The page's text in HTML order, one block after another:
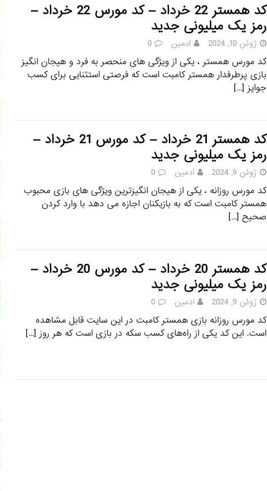
کد همستر 22 خرداد – کد مورس 22 خرداد –
رمز یک میلیونی جدید
ژوئن 10, 2024 ادمین 0
کد مورس همستر ، یکی از ویژگی های منحصر به فرد و هیجان انگیز
بازی پرطرفدار همستر کامبت است که فرصتی استثنایی برای کسب
جوایز […]
کد همستر 21 خرداد – کد مورس 21 خرداد –
رمز یک میلیونی جدید
ژوئن 9, 2024 ادمین 0
کد مورس روزانه ، یکی از هیجان انگیزترین ویژگی های بازی محبوب
همستر کامبت است که به بازیکنان اجازه می دهد با وارد کردن
صحیح […]
کد همستر 20 خرداد – کد مورس 20 خرداد –
رمز یک میلیونی جدید
ژوئن 9, 2024 ادمین 0
کد مورس روزانه بازی همستر کامبت در این سایت قابل مشاهده
است. این کد یکی از راه‌های کسب سکه در بازی است که هر روز […]